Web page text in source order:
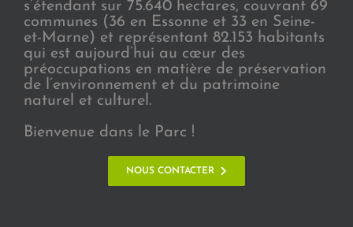
s’étendant sur 75.640 hectares, couvrant 69
communes (36 en Essonne et 33 en Seine-
et-Marne) et représentant 82.153 habitants
qui est aujourd’hui au cœur des
préoccupations en matière de préservation
de l’environnement et du patrimoine
naturel et culturel.
Bienvenue dans le Parc !
NOUS CONTACTER